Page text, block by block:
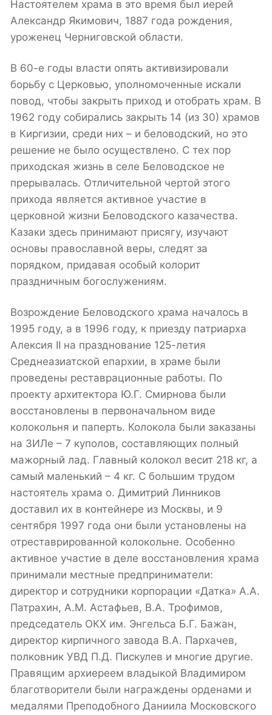
Настоятелем храма в это время был иерей
Александр Якимович, 1887 года рождения,
уроженец Черниговской области.
В 60-е годы власти опять активизировали
борьбу с Церковью, уполномоченные искали
повод, чтобы закрыть приход и отобрать храм. В
1962 году собирались закрыть 14 (из 30) храмов
в Киргизии, среди них – и беловодский, но это
решение не было осуществлено. С тех пор
приходская жизнь в селе Беловодское не
прерывалась. Отличительной чертой этого
прихода является активное участие в
церковной жизни Беловодского казачества.
Казаки здесь принимают присягу, изучают
основы православной веры, следят за
порядком, придавая особый колорит
праздничным богослужениям.
Возрождение Беловодского храма началось в
1995 году, а в 1996 году, к приезду патриарха
Алексия II на празднование 125-летия
Среднеазиатской епархии, в храме были
проведены реставрационные работы. По
проекту архитектора Ю.Г. Смирнова были
восстановлены в первоначальном виде
колокольня и паперть. Колокола были заказаны
на ЗИЛе – 7 куполов, составляющих полный
мажорный лад. Главный колокол весит 218 кг, а
самый маленький – 4 кг. С большим трудом
настоятель храма о. Димитрий Линников
доставил их в контейнере из Москвы, и 9
сентября 1997 года они были установлены на
отреставрированной колокольне. Особенно
активное участие в деле восстановления храма
принимали местные предприниматели:
директор и сотрудники корпорации «Датка» А.А.
Патрахин, А.М. Астафьев, В.А. Трофимов,
председатель ОКХ им. Энгельса Б.Г. Бажан,
директор кирпичного завода В.А. Пархачев,
полковник УВД П.Д. Пискулев и многие другие.
Правящим архиереем владыкой Владимиром
благотворители были награждены орденами и
медалями Преподобного Даниила Московского